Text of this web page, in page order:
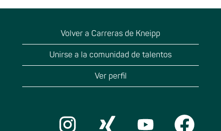
Volver a Carreras de Kneipp
Unirse a la comunidad de talentos
Ver perfil
S
e
S
e